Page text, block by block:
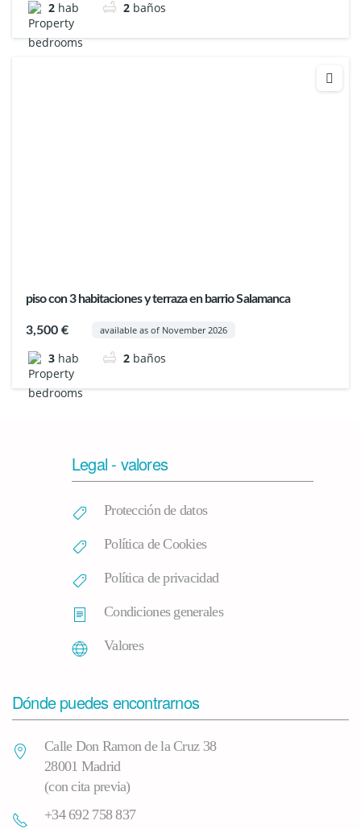
2 hab 2 baños
piso con 3 habitaciones y terraza en barrio Salamanca
3,500 € available as of November 2026
3 hab 2 baños
Legal - valores
Protección de datos
Política de Cookies
Política de privacidad
Condiciones generales
Valores
Dónde puedes encontrarnos
Calle Don Ramon de la Cruz 38
28001 Madrid
(con cita previa)
+34 692 758 837